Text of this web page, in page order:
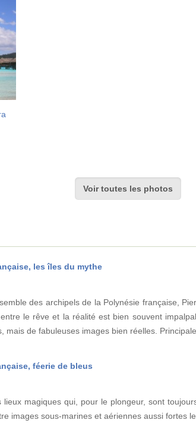
Voir toutes les photos
les îles du mythe
des archipels de la Polynésie française,
le rêve et la réalité est bien souvent
mais de fabuleuses images bien réelles.
féerie de bleus
magiques qui, pour le plongeur, sont
images sous-marines et aériennes aussi fortes